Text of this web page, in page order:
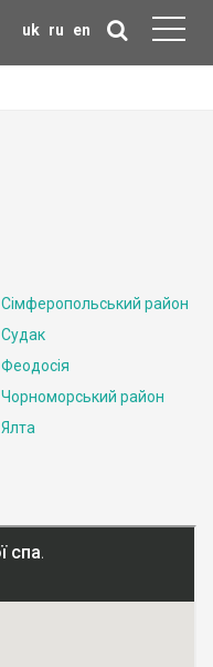
uk ru en
Сімферопольський район
Судак
Феодосія
Чорноморський район
Ялта